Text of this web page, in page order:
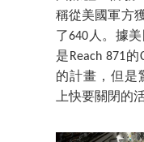
稱從美國軍方
了640人。據
是Reach 871
的計畫，但是
上快要關閉的